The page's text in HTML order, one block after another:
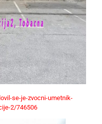
se-je-zvocni-umetnik-
2/746506